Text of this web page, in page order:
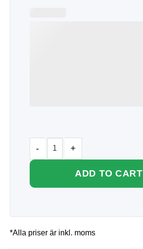
ADD TO CART
*Alla priser är inkl. moms